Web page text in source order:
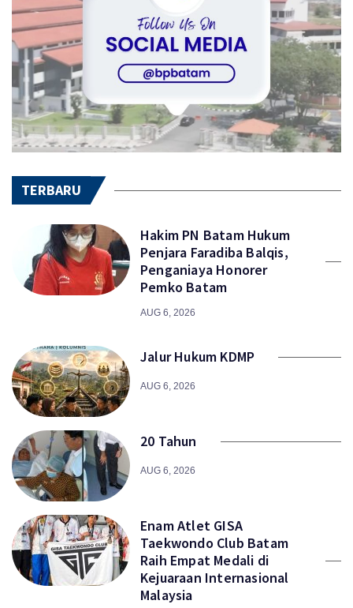
TERBARU
Hakim PN Batam Hukum
Penjara Faradiba Balqis,
Penganiaya Honorer
Pemko Batam
AUG 6, 2026
Jalur Hukum KDMP
AUG 6, 2026
20 Tahun
AUG 6, 2026
Enam Atlet GISA
Taekwondo Club Batam
Raih Empat Medali di
Kejuaraan Internasional
Malaysia